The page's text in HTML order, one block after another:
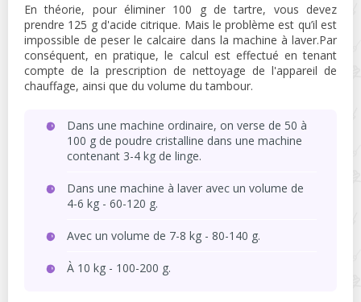
En théorie, pour éliminer 100 g de tartre, vous devez
prendre 125 g d'acide citrique. Mais le problème est qu’il est
impossible de peser le calcaire dans la machine à laver.Par
conséquent, en pratique, le calcul est effectué en tenant
compte de la prescription de nettoyage de l'appareil de
chauffage, ainsi que du volume du tambour.
Dans une machine ordinaire, on verse de 50 à
100 g de poudre cristalline dans une machine
contenant 3-4 kg de linge.
Dans une machine à laver avec un volume de
4-6 kg - 60-120 g.
Avec un volume de 7-8 kg - 80-140 g.
À 10 kg - 100-200 g.